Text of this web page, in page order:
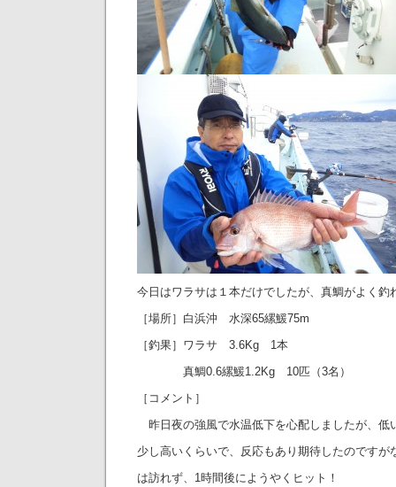
今日はワラサは１本だけでしたが、真鯛がよく釣
［場所］白浜沖 水深65縲鰀75m
［釣果］ワラサ 3.6Kg 1本
真鯛0.6縲鰀1.2Kg 10匹（3名）
［コメント］
昨日夜の強風で水温低下を心配しましたが、低
少し高いくらいで、反応もあり期待したのですが
は訪れず、1時間後にようやくヒット！